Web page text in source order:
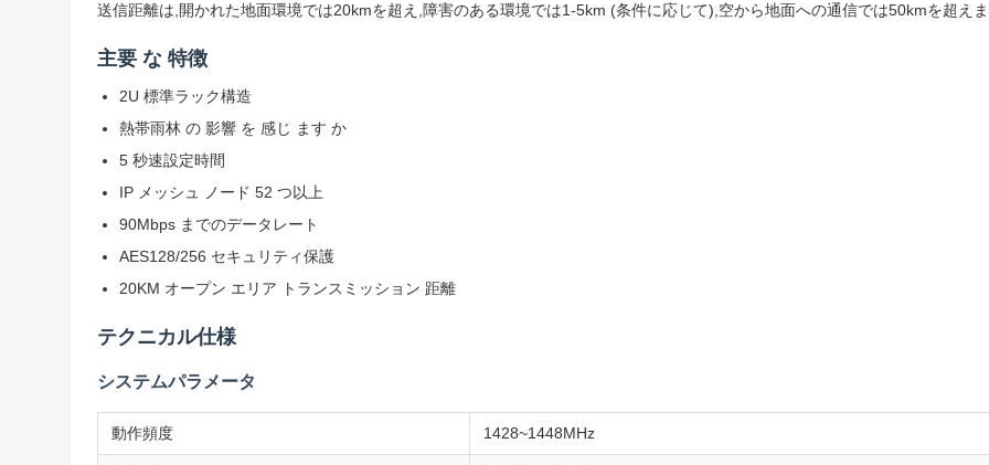
送信距離は,開かれた地面環境では20kmを超え,障害のある環境では1-5km (条件に応じて),空から地面への通信では50kmを超え
主要 な 特徴
2U 標準ラック構造
熱帯雨林 の 影響 を 感じ ます か
5 秒速設定時間
IP メッシュ ノード 52 つ以上
90Mbps までのデータレート
AES128/256 セキュリティ保護
20KM オープン エリア トランスミッション 距離
テクニカル仕様
システムパラメータ
動作頻度 1428~1448MHz